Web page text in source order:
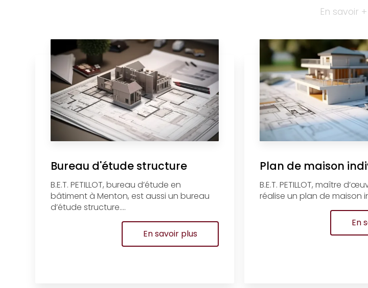
En savoir +
Bureau d'étude structure
B.E.T. PETILLOT, bureau d’étude en
bâtiment à Menton, est aussi un bureau
d’étude structure....
En savoir plus
Plan de maison
B.E.T. PETILLOT, maître
réalise un plan de maison
En